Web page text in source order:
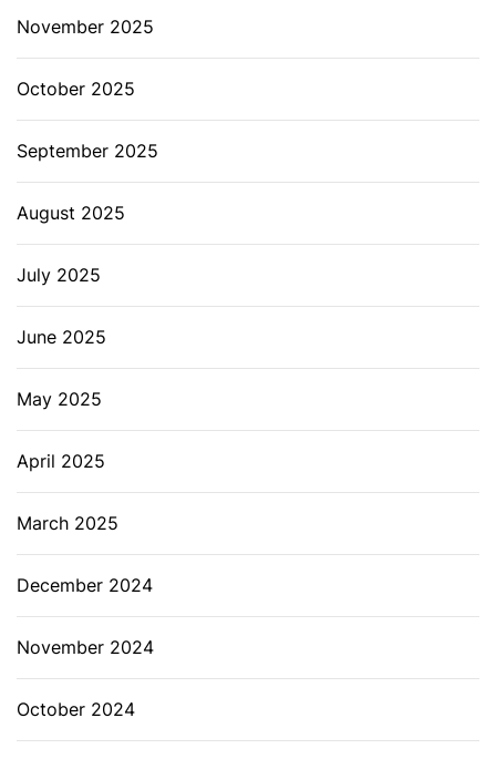
November 2025
October 2025
September 2025
August 2025
July 2025
June 2025
May 2025
April 2025
March 2025
December 2024
November 2024
October 2024